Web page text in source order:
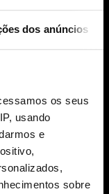
dos anúncios
os seus
usando
e
sobre
de The
jogo.
de jogo,
na parte de
barras ou no